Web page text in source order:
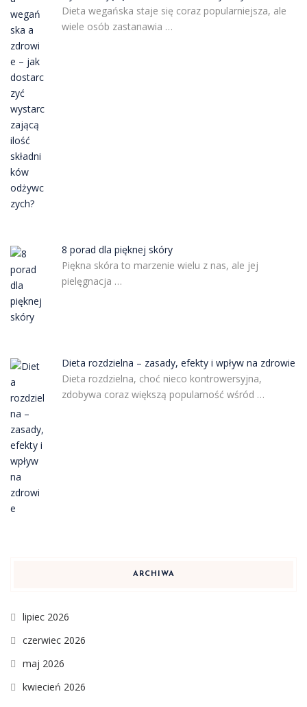
Dieta wegańska staje się coraz popularniejsza, ale
wiele osób zastanawia …
8 porad dla pięknej skóry
Piękna skóra to marzenie wielu z nas, ale jej
pielęgnacja …
Dieta rozdzielna – zasady, efekty i wpływ na zdrowie
Dieta rozdzielna, choć nieco kontrowersyjna,
zdobywa coraz większą popularność wśród …
ARCHIWA
lipiec 2026
czerwiec 2026
maj 2026
kwiecień 2026